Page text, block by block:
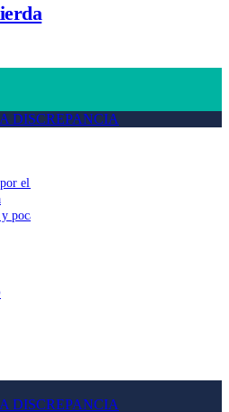
el liderazgo de Occidente y del Sur
respuestas